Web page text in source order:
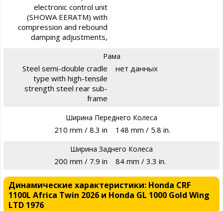
electronic control unit
(SHOWA EERATM) with
compression and rebound
damping adjustments,
Рама
Steel semi-double cradle
type with high-tensile
strength steel rear sub-
frame
нет данных
Ширина Переднего Колеса
210 mm / 8.3 in 148 mm / 5.8 in.
Ширина Заднего Колеса
200 mm / 7.9 in 84 mm / 3.3 in.
Динамические характеристики: Honda CRF
1100L Africa Twin 2026 и Honda GL 1000 Gold Wing
LTD 1976